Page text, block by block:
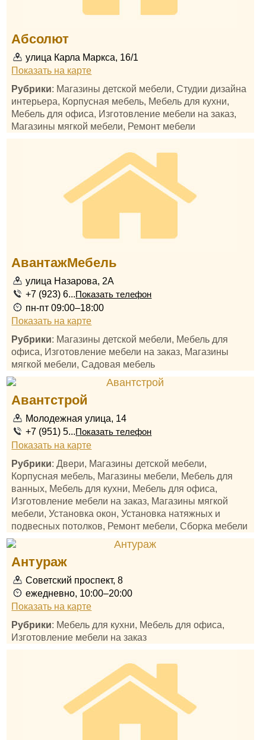
Абсолют
улица Карла Маркса, 16/1
Показать на карте
Рубрики: Магазины детской мебели, Студии дизайна
интерьера, Корпусная мебель, Мебель для кухни,
Мебель для офиса, Изготовление мебели на заказ,
Магазины мягкой мебели, Ремонт мебели
АвантажМебель
улица Назарова, 2А
+7 (923) 6...Показать телефон
пн-пт 09:00–18:00
Показать на карте
Рубрики: Магазины детской мебели, Мебель для
офиса, Изготовление мебели на заказ, Магазины
мягкой мебели, Садовая мебель
Авантстрой
Молодежная улица, 14
+7 (951) 5...Показать телефон
Показать на карте
Рубрики: Двери, Магазины детской мебели,
Корпусная мебель, Магазины мебели, Мебель для
ванных, Мебель для кухни, Мебель для офиса,
Изготовление мебели на заказ, Магазины мягкой
мебели, Установка окон, Установка натяжных и
подвесных потолков, Ремонт мебели, Сборка мебели
Антураж
Советский проспект, 8
ежедневно, 10:00–20:00
Показать на карте
Рубрики: Мебель для кухни, Мебель для офиса,
Изготовление мебели на заказ